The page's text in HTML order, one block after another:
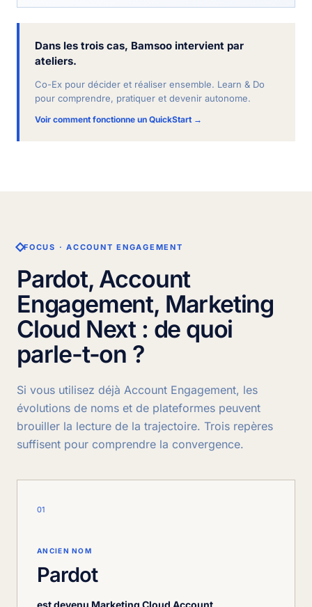
Dans les trois cas, Bamsoo intervient par
ateliers.
Co-Ex pour décider et réaliser ensemble. Learn & Do
pour comprendre, pratiquer et devenir autonome.
Voir comment fonctionne un QuickStart →
FOCUS · ACCOUNT ENGAGEMENT
Pardot, Account
Engagement, Marketing
Cloud Next : de quoi
parle-t-on ?
Si vous utilisez déjà Account Engagement, les
évolutions de noms et de plateformes peuvent
brouiller la lecture de la trajectoire. Trois repères
suffisent pour comprendre la convergence.
01
ANCIEN NOM
Pardot
est devenu Marketing Cloud Account